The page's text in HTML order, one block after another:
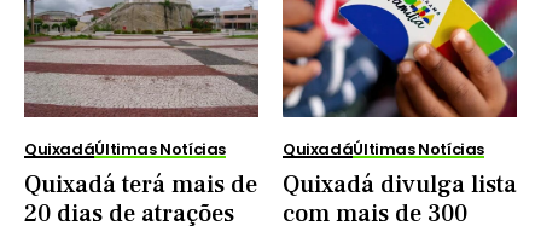
QuixadáÚltimas Notícias
Quixadá terá mais de
20 dias de atrações
QuixadáÚltimas Notícias
Quixadá divulga lista
com mais de 300